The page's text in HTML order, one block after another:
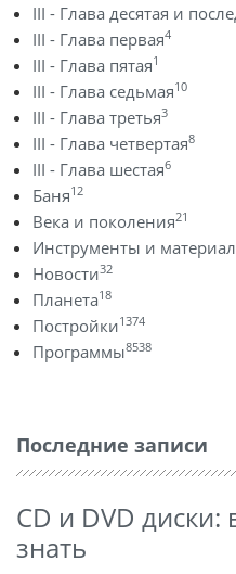
III - Глава десятая и
III - Глава первая4
III - Глава пятая1
III - Глава седьмая10
III - Глава третья3
III - Глава четвертая8
III - Глава шестая6
Баня12
Века и поколения21
Инструменты и
Новости32
Планета18
Постройки1374
Программы8538
Последние записи
CD и DVD
знать